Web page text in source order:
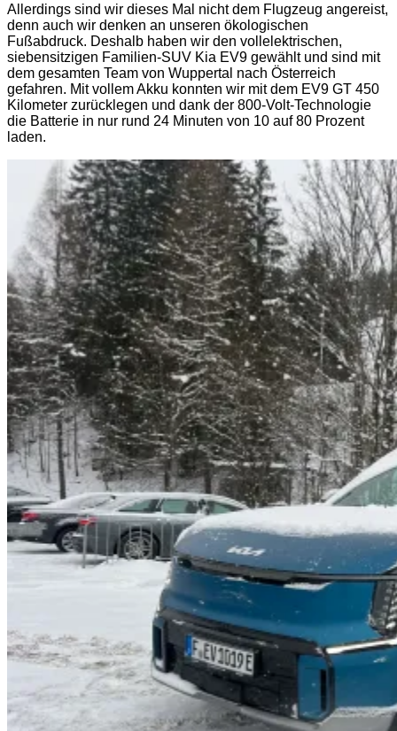
Allerdings sind wir dieses Mal nicht dem Flugzeug angereist,
denn auch wir denken an unseren ökologischen
Fußabdruck. Deshalb haben wir den vollelektrischen,
siebensitzigen Familien-SUV Kia EV9 gewählt und sind mit
dem gesamten Team von Wuppertal nach Österreich
gefahren. Mit vollem Akku konnten wir mit dem EV9 GT 450
Kilometer zurücklegen und dank der 800-Volt-Technologie
die Batterie in nur rund 24 Minuten von 10 auf 80 Prozent
laden.